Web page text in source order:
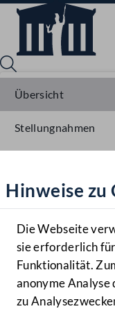
Hilfe
Benutzer
MENÜ
Hinweise zu
Die Webseite
sie erforderlich
Funktionalität.
anonyme
zu
Übersicht
Stellungnahmen
Einbringung NR